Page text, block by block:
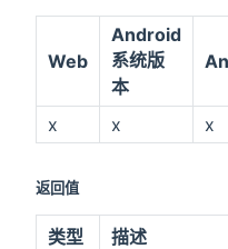
Web
Android
系统版
本
x x x
返回值
类型
描述